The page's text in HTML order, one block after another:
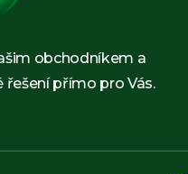
obchodníkem a
přímo pro Vás.